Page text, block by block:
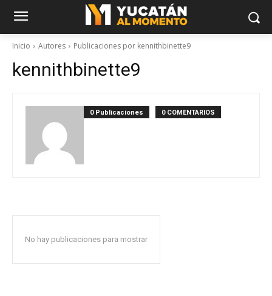
Inicio Autores Publicaciones por kennithbinette9
kennithbinette9
0 Publicaciones 0 COMENTARIOS
No hay publicaciones para mostrar